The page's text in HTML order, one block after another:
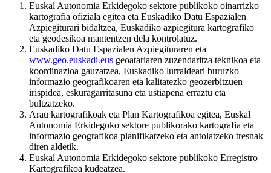
Euskal Autonomia Erkidegoko sektore publikoko oinarrizko
kartografia ofiziala egitea eta Euskadiko Datu Espazialen
Azpiegiturari bidaltzea, Euskadiko azpiegitura kartografiko
eta geodesikoa mantentzen dela kontrolatuz.
Euskadiko Datu Espazialen Azpiegituraren eta
www.geo.euskadi.eus geoatariaren zuzendaritza teknikoa eta
koordinazioa gauzatzea, Euskadiko lurraldeari buruzko
informazio geografikoaren eta kalitatezko geozerbitzuen
irispidea, eskuragarritasuna eta ustiapena erraztu eta
bultzatzeko.
Arau kartografikoak eta Plan Kartografikoa egitea, Euskal
Autonomia Erkidegoko sektore publikorako kartografia eta
informazio geografikoa planifikatzeko eta antolatzeko tresnak
diren aldetik.
Euskal Autonomia Erkidegoko sektore publikoko Erregistro
Kartografikoa kudeatzea.